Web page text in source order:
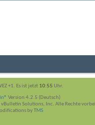
+1. Es ist jetzt 10:55 Uhr.
Version 4.2.5 (Deutsch)
Solutions, Inc. Alle Rechte
byTMS